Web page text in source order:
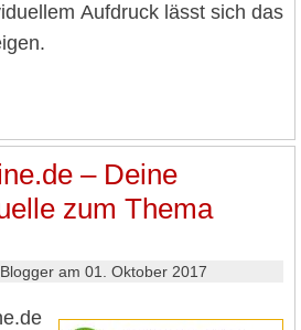
Aufdruck lässt sich das
– Deine
zum Thema
am 01. Oktober 2017